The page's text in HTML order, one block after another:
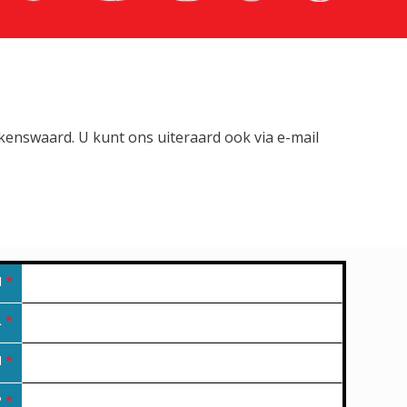
U kunt ons uiteraard ook via e-mail
*
*
*
*